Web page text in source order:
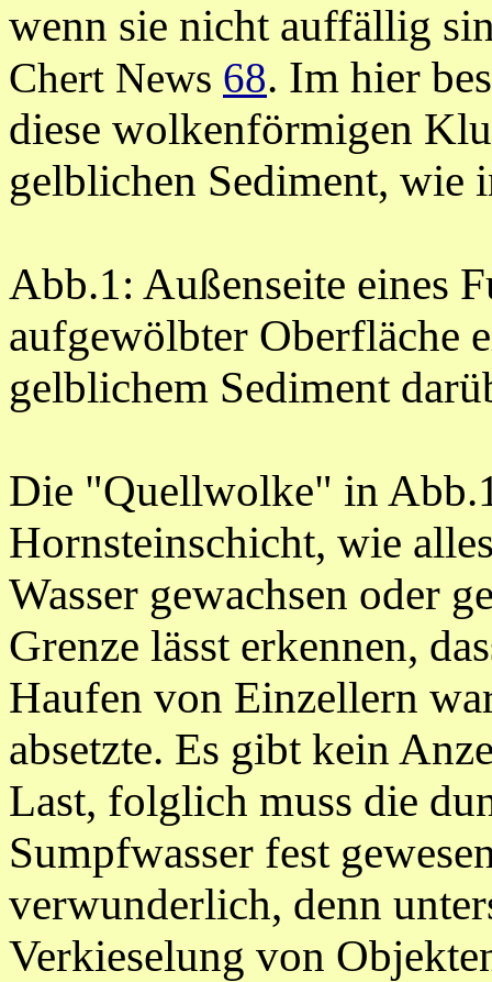
wenn sie nicht auffällig
Chert News 68. Im hier
diese wolkenförmigen
gelblichen Sediment, wie
Abb.1: Außenseite eines
aufgewölbter Oberfläche
gelblichem Sediment
Die "Quellwolke" in
Hornsteinschicht, wie
Wasser gewachsen oder
Grenze lässt erkennen,
Haufen von Einzellern
absetzte. Es gibt kein
Last, folglich muss die
Sumpfwasser fest
verwunderlich, denn
Verkieselung von